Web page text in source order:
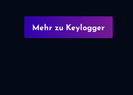
Mehr zu Keylogger